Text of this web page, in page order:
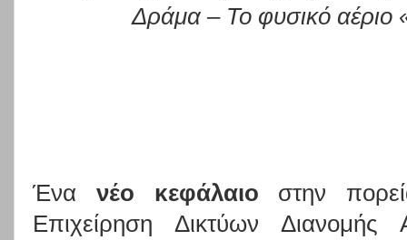
Δράμα – Το φυσικό αέριο
Ένα νέο κεφάλαιο στην
Επιχείρηση Δικτύων